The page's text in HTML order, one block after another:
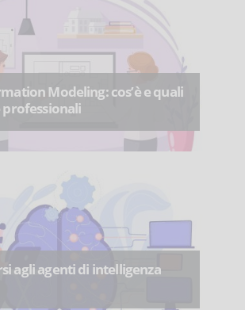
Modeling: cos’è e quali
agli agenti di intelligenza